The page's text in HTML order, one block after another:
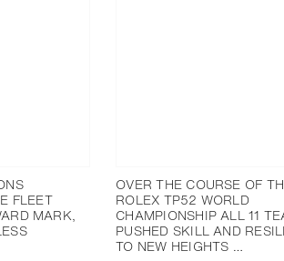
FLEET
MARK,
OVER THE COURSE OF
ROLEX TP52 WORLD
CHAMPIONSHIP ALL 11
PUSHED SKILL AND
TO NEW HEIGHTS …